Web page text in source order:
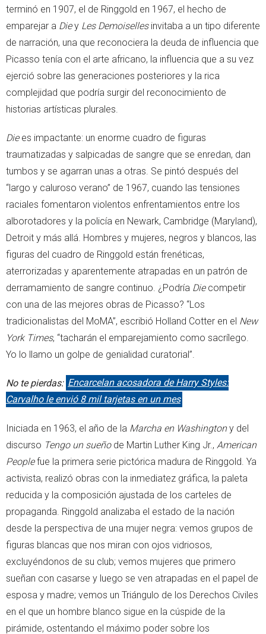
terminó en 1907, el de Ringgold en 1967, el hecho de
emparejar a Diey Les Demoisellesinvitaba a un tipo diferente
de narración, una que reconociera la deuda de influencia que
Picasso tenía con el arte africano, la influencia que a su vez
ejerció sobre las generaciones posteriores y la rica
complejidad que podría surgir del reconocimiento de
historias artísticas plurales.
Diees impactante: un enorme cuadro de figuras
traumatizadas y salpicadas de sangre que se enredan, dan
tumbos y se agarran unas a otras. Se pintó después del
“largo y caluroso verano” de 1967, cuando las tensiones
raciales fomentaron violentos enfrentamientos entre los
alborotadores y la policía en Newark, Cambridge (Maryland),
Detroit y más allá. Hombres y mujeres, negros y blancos, las
figuras del cuadro de Ringgold están frenéticas,
aterrorizadas y aparentemente atrapadas en un patrón de
derramamiento de sangre continuo. ¿Podría Diecompetir
con una de las mejores obras de Picasso? “Los
tradicionalistas del MoMA”, escribió Holland Cotter en el New
York Times, “tacharán el emparejamiento como sacrílego.
Yo lo llamo un golpe de genialidad curatorial”.
No te pierdas: Encarcelan acosadora de Harry Styles:
Carvalho le envió 8 mil tarjetas en un mes
Iniciada en 1963, el año de la Marcha en Washingtony del
discurso Tengo un sueñode Martin Luther King Jr., American
Peoplefue la primera serie pictórica madura de Ringgold. Ya
activista, realizó obras con la inmediatez gráfica, la paleta
reducida y la composición ajustada de los carteles de
propaganda. Ringgold analizaba el estado de la nación
desde la perspectiva de una mujer negra: vemos grupos de
figuras blancas que nos miran con ojos vidriosos,
excluyéndonos de su club; vemos mujeres que primero
sueñan con casarse y luego se ven atrapadas en el papel de
esposa y madre; vemos un Triángulo de los Derechos Civiles
en el que un hombre blanco sigue en la cúspide de la
pirámide, ostentando el máximo poder sobre los